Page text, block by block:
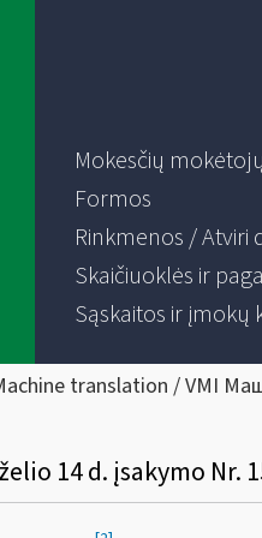
Mokesčių
Formos
Rinkmenos / Atviri
Skaičiuoklės ir
Sąskaitos ir įmokų
translation / VMI